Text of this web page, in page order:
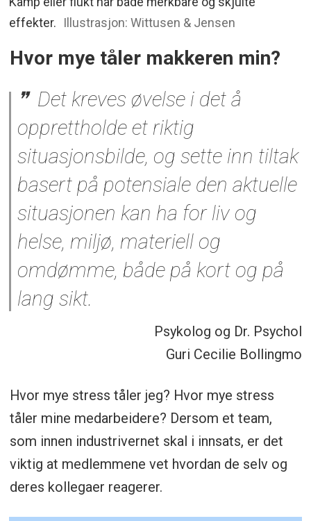
effekter.
Illustrasjon: Wittusen & Jensen
Hvor mye tåler makkeren min?
Det kreves øvelse i det å
opprettholde et riktig
situasjonsbilde, og sette inn tiltak
basert på potensiale den aktuelle
situasjonen kan ha for liv og
helse, miljø, materiell og
omdømme, både på kort og på
lang sikt.
Psykolog og Dr. Psychol
Guri Cecilie Bollingmo
Hvor mye stress tåler jeg? Hvor mye stress
tåler mine medarbeidere? Dersom et team,
som innen industrivernet skal i innsats, er det
viktig at medlemmene vet hvordan de selv og
deres kollegaer reagerer.